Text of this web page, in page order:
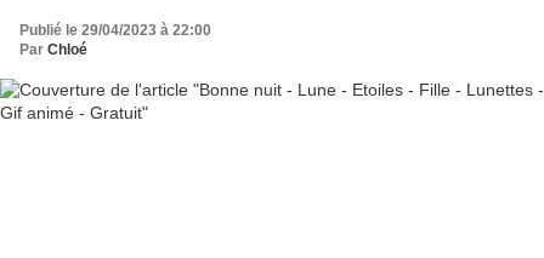
Publié le 29/04/2023 à 22:00
Par Chloé